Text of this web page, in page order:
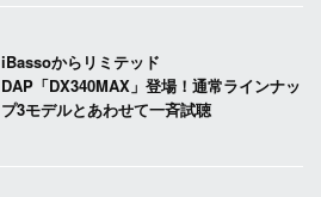
iBassoからリミテッド
DAP「DX340MAX」登場！通常ラインナッ
プ3モデルとあわせて一斉試聴